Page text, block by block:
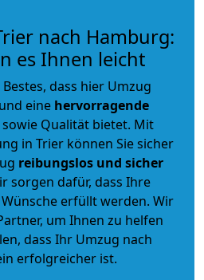
nach Hamburg:
es Ihnen leicht
dass hier Umzug
und eine hervorragende
sowie Qualität bietet. Mit
in Trier können Sie sicher
reibungslos und sicher
sorgen dafür, dass Ihre
erfüllt werden. Wir
um Ihnen zu helfen
dass Ihr Umzug nach
erfolgreicher ist.